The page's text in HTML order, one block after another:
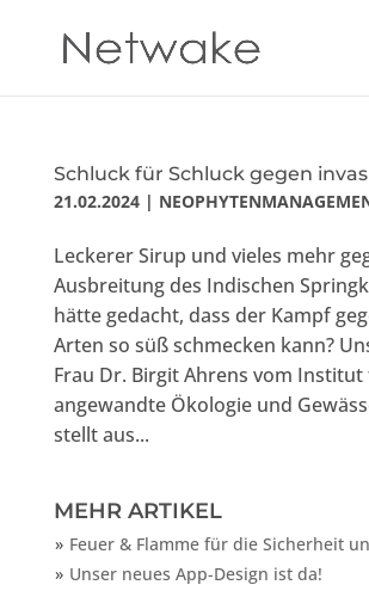
Schluck für Schluck gegen
21.02.2024|
Leckerer Sirup und vieles mehr
Ausbreitung des Indischen
hätte gedacht, dass der Kampf
Arten so süß schmecken kann?
Frau Dr. Birgit Ahrens vom
angewandte Ökologie und
stellt aus...
MEHR ARTIKEL
Feuer & Flamme für die Sicherheit
Unser neues App-Design ist da!